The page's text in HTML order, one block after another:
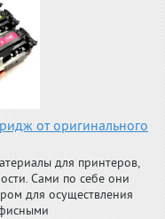
от оригинального
для принтеров,
Сами по себе они
для осуществления